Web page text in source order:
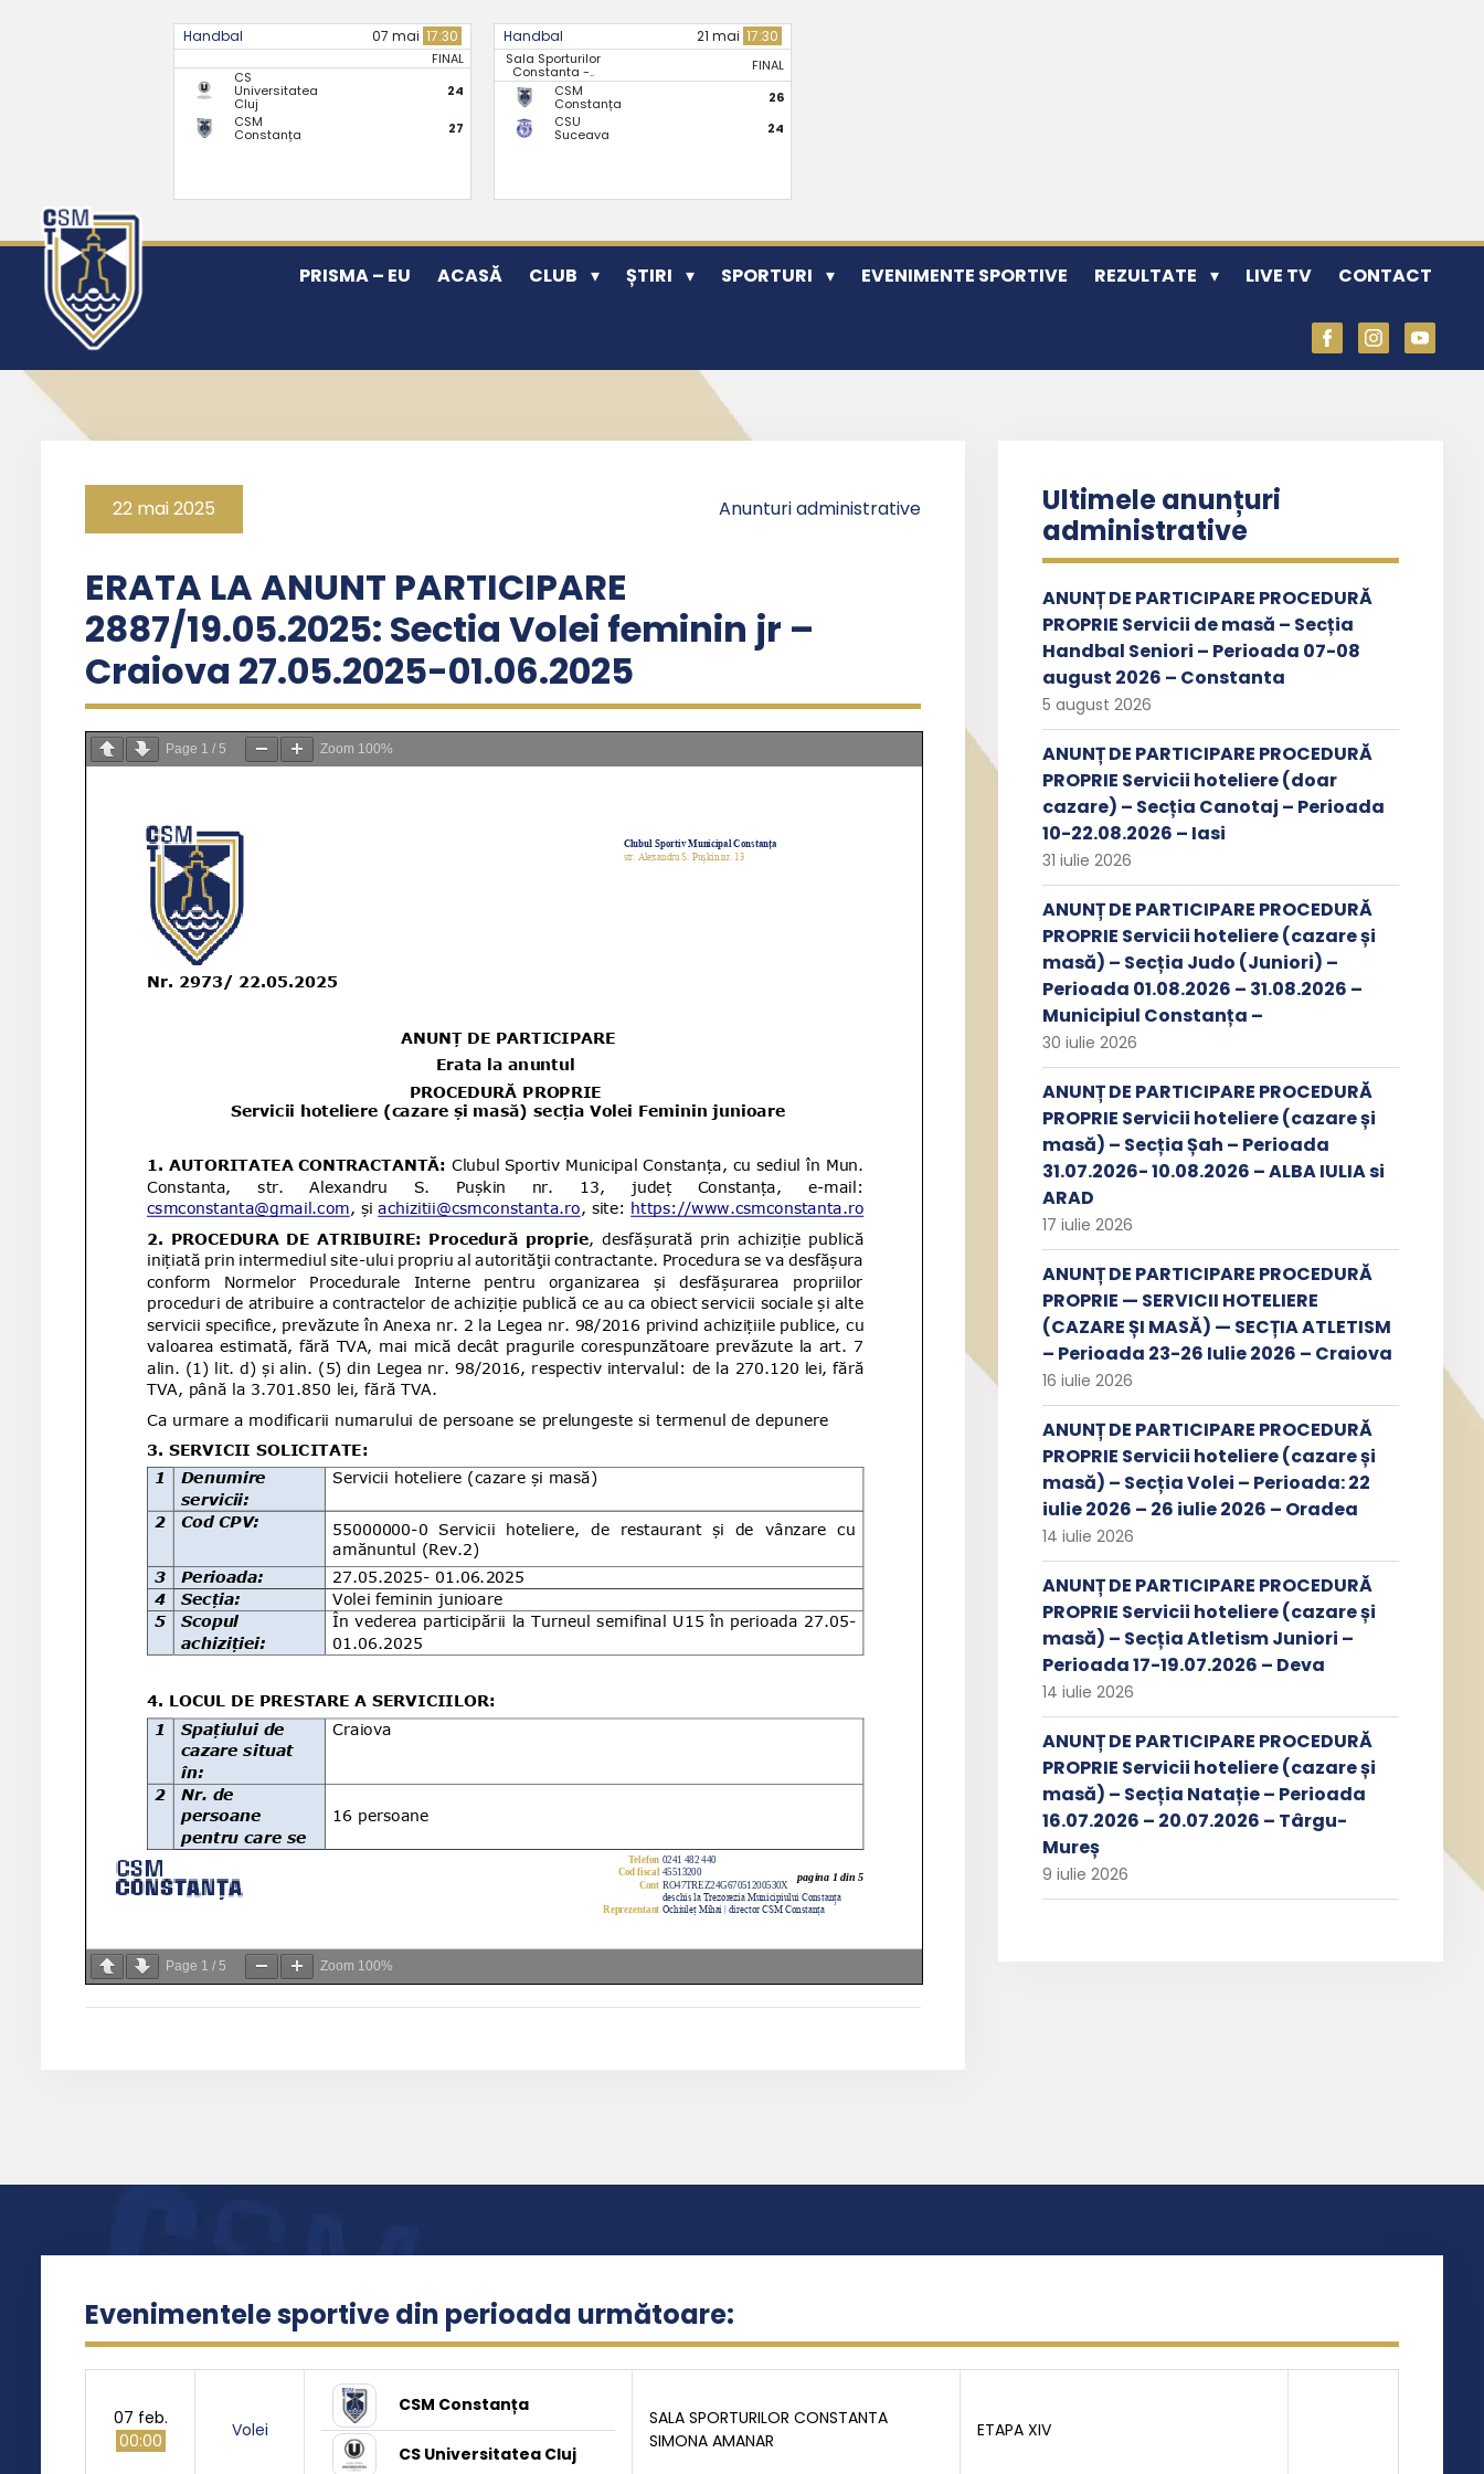
Handbal 07 mai 17:30
FINAL
CS
Universitatea
Cluj
24
CSM
Constanța 27
Handbal 21 mai 17:30
Sala Sporturilor
Constanta -..
FINAL
CSM
Constanța
26
CSU
Suceava 24
PRISMA – EU ACASĂ CLUB ȘTIRI SPORTURI EVENIMENTE SPORTIVE REZULTATE LIVE TV CONTACT
22 mai 2025 Anunturi administrative
ERATA LA ANUNT PARTICIPARE
2887/19.05.2025: Sectia Volei feminin jr –
Craiova 27.05.2025-01.06.2025
Page 1 / 5 Zoom 100%
Page 1 / 5 Zoom 100%
Ultimele anunțuri
administrative
ANUNȚ DE PARTICIPARE PROCEDURĂ
PROPRIE Servicii de masă – Secția
Handbal Seniori – Perioada 07-08
august 2026 – Constanta
5 august 2026
ANUNȚ DE PARTICIPARE PROCEDURĂ
PROPRIE Servicii hoteliere (doar
cazare) – Secția Canotaj – Perioada
10-22.08.2026 – Iasi
31 iulie 2026
ANUNȚ DE PARTICIPARE PROCEDURĂ
PROPRIE Servicii hoteliere (cazare și
masă) – Secția Judo (Juniori) –
Perioada 01.08.2026 – 31.08.2026 –
Municipiul Constanța –
30 iulie 2026
ANUNȚ DE PARTICIPARE PROCEDURĂ
PROPRIE Servicii hoteliere (cazare și
masă) – Secția Șah – Perioada
31.07.2026- 10.08.2026 – ALBA IULIA si
ARAD
17 iulie 2026
ANUNȚ DE PARTICIPARE PROCEDURĂ
PROPRIE — SERVICII HOTELIERE
(CAZARE ȘI MASĂ) — SECȚIA ATLETISM
– Perioada 23-26 Iulie 2026 – Craiova
16 iulie 2026
ANUNȚ DE PARTICIPARE PROCEDURĂ
PROPRIE Servicii hoteliere (cazare și
masă) – Secția Volei – Perioada: 22
iulie 2026 – 26 iulie 2026 – Oradea
14 iulie 2026
ANUNȚ DE PARTICIPARE PROCEDURĂ
PROPRIE Servicii hoteliere (cazare și
masă) – Secția Atletism Juniori –
Perioada 17-19.07.2026 – Deva
14 iulie 2026
ANUNȚ DE PARTICIPARE PROCEDURĂ
PROPRIE Servicii hoteliere (cazare și
masă) – Secția Natație – Perioada
16.07.2026 – 20.07.2026 – Târgu-
Mureș
9 iulie 2026
Evenimentele sportive din perioada următoare:
07 feb.
00:00
Volei
CSM Constanța
CS Universitatea Cluj
SALA SPORTURILOR CONSTANTA
SIMONA AMANAR
ETAPA XIV